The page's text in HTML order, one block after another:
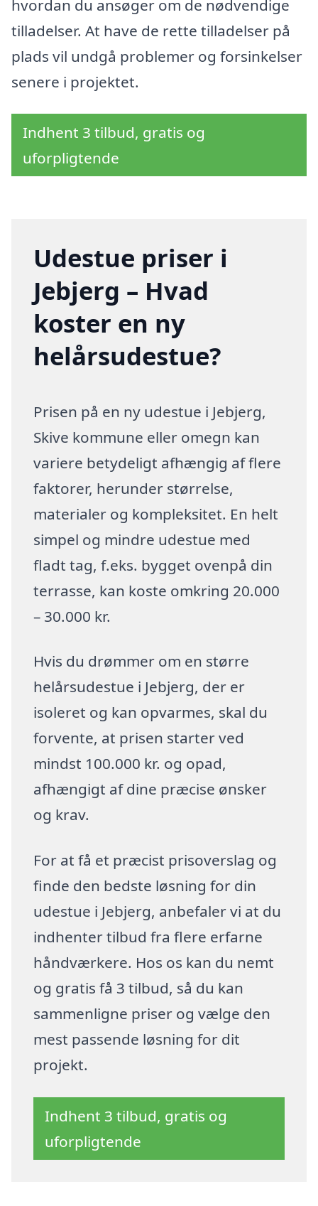
hvordan du ansøger om de nødvendige
tilladelser. At have de rette tilladelser på
plads vil undgå problemer og forsinkelser
senere i projektet.
Indhent 3 tilbud, gratis og
uforpligtende
Udestue priser i
Jebjerg – Hvad
koster en ny
helårsudestue?
Prisen på en ny udestue i Jebjerg,
Skive kommune eller omegn kan
variere betydeligt afhængig af flere
faktorer, herunder størrelse,
materialer og kompleksitet. En helt
simpel og mindre udestue med
fladt tag, f.eks. bygget ovenpå din
terrasse, kan koste omkring 20.000
– 30.000 kr.
Hvis du drømmer om en større
helårsudestue i Jebjerg, der er
isoleret og kan opvarmes, skal du
forvente, at prisen starter ved
mindst 100.000 kr. og opad,
afhængigt af dine præcise ønsker
og krav.
For at få et præcist prisoverslag og
finde den bedste løsning for din
udestue i Jebjerg, anbefaler vi at du
indhenter tilbud fra flere erfarne
håndværkere. Hos os kan du nemt
og gratis få 3 tilbud, så du kan
sammenligne priser og vælge den
mest passende løsning for dit
projekt.
Indhent 3 tilbud, gratis og
uforpligtende